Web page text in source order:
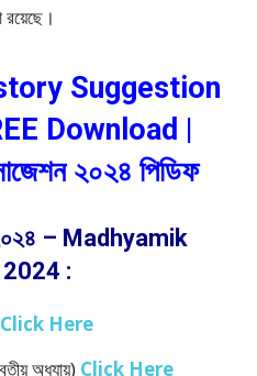
রয়েছে।
Suggestion
Download |
২০২৪ পিডিফ
২০২৪ – Madhyamik
:
Click Here
অধ্যায়) Click Here